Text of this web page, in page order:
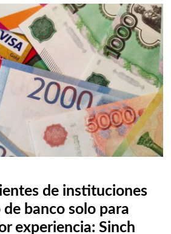
de instituciones
de banco solo para
experiencia: Sinch